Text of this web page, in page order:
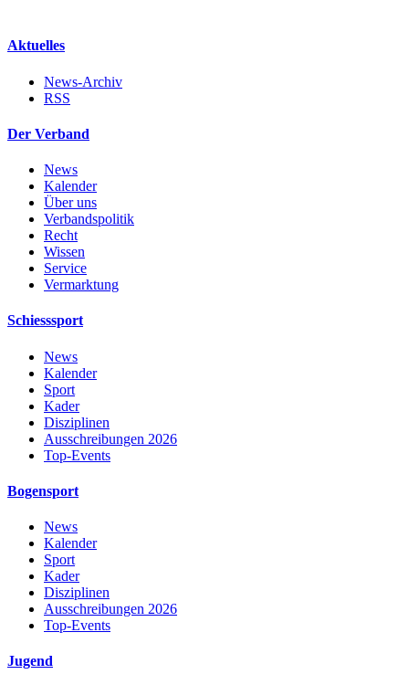
Aktuelles
News-Archiv
RSS
Der Verband
News
Kalender
Über uns
Verbandspolitik
Recht
Wissen
Service
Vermarktung
Schiesssport
News
Kalender
Sport
Kader
Disziplinen
Ausschreibungen 2026
Top-Events
Bogensport
News
Kalender
Sport
Kader
Disziplinen
Ausschreibungen 2026
Top-Events
Jugend